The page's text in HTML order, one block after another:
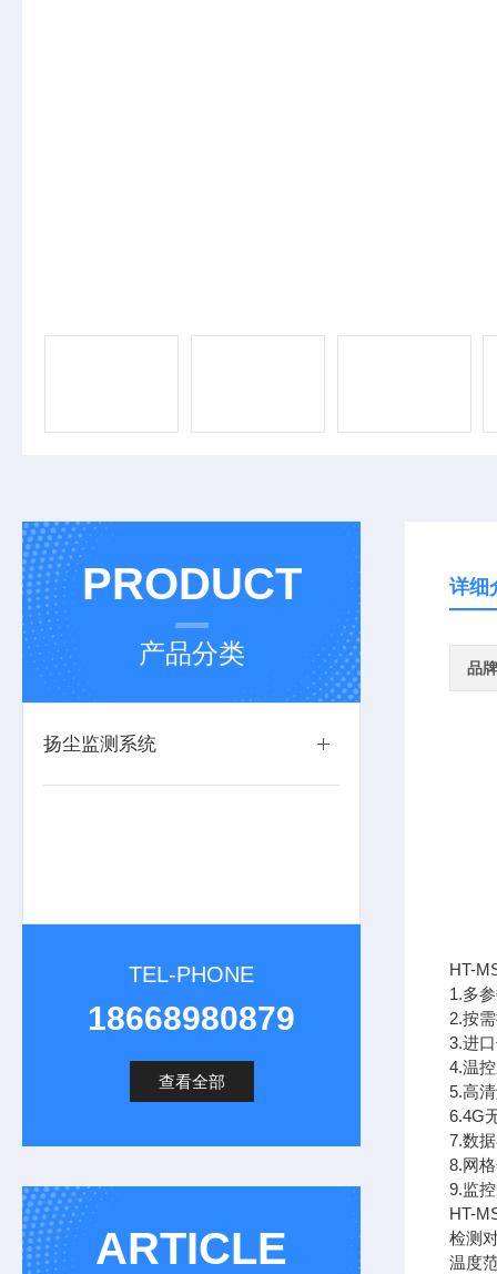
PRODUCT
产品分类
扬尘监测系统
TEL-PHONE
18668980879
查看全部
ARTICLE
详细
品牌
HT-
1.多
2.按
3.进
4.温
5.高
6.4G
7.数
8.网
9.监
HT-
检测
温度